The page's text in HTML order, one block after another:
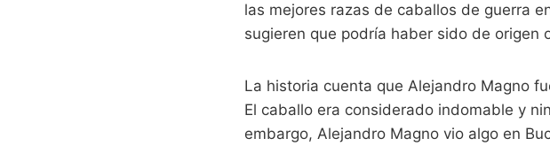
las mejores razas de caballos de guerra
sugieren que podría haber sido de origen
La historia cuenta que Alejandro Magno
El caballo era considerado indomable y
embargo, Alejandro Magno vio algo en